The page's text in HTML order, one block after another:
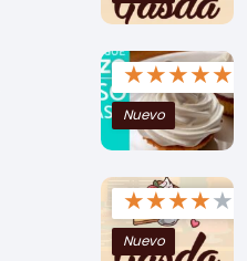
★★★★★
Nuevo
★★★★★
Nuevo